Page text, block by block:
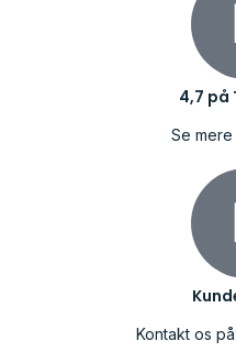
4,7
Se
Kontakt os